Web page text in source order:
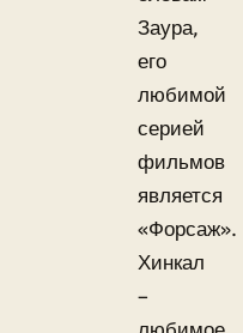
Заура,
его
любимой
серией
фильмов
является
«Форсаж».
Хинкал
–